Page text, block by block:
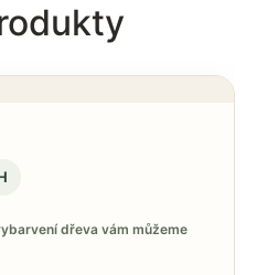
dřeva vám můžeme